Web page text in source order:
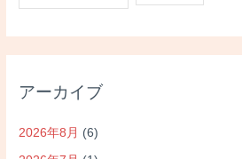
アーカイブ
2026年8月 (6)